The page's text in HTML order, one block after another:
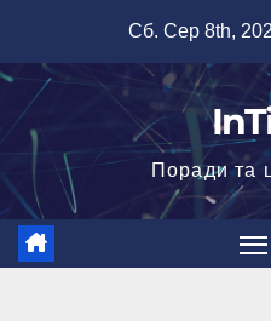
вмісту
Сб. Сер 8th,
Поради та